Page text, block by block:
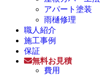
アパート塗装
雨樋修理
職人紹介
施工事例
保証
無料お見積
費用